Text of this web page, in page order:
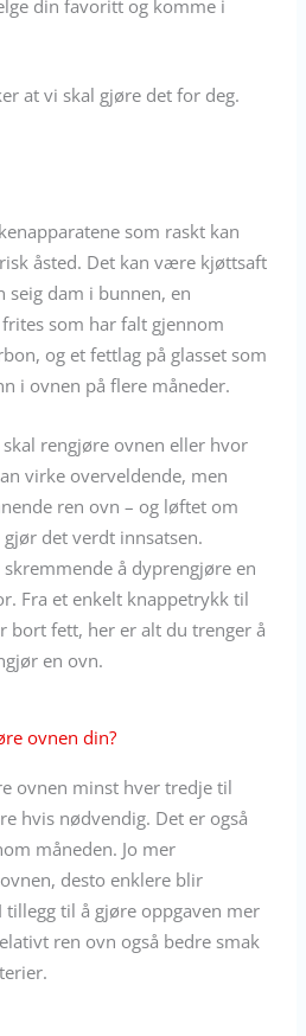
din favoritt og komme i
at vi skal gjøre det for deg.
som raskt kan
åsted. Det kan være kjøttsaft
seig dam i bunnen, en
som har falt gjennom
og et fettlag på glasset som
i ovnen på flere måneder.
rengjøre ovnen eller hvor
virke overveldende, men
ren ovn – og løftet om
det verdt innsatsen.
å dyprengjøre en
Fra et enkelt knappetrykk til
bort fett, her er alt du trenger å
en ovn.
ovnen din?
ovnen minst hver tredje til
hvis nødvendig. Det er også
måneden. Jo mer
desto enklere blir
tillegg til å gjøre oppgaven mer
ren ovn også bedre smak